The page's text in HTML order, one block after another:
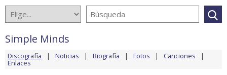
Simple Minds
Discografía Noticias Biografía Fotos Canciones
Enlaces